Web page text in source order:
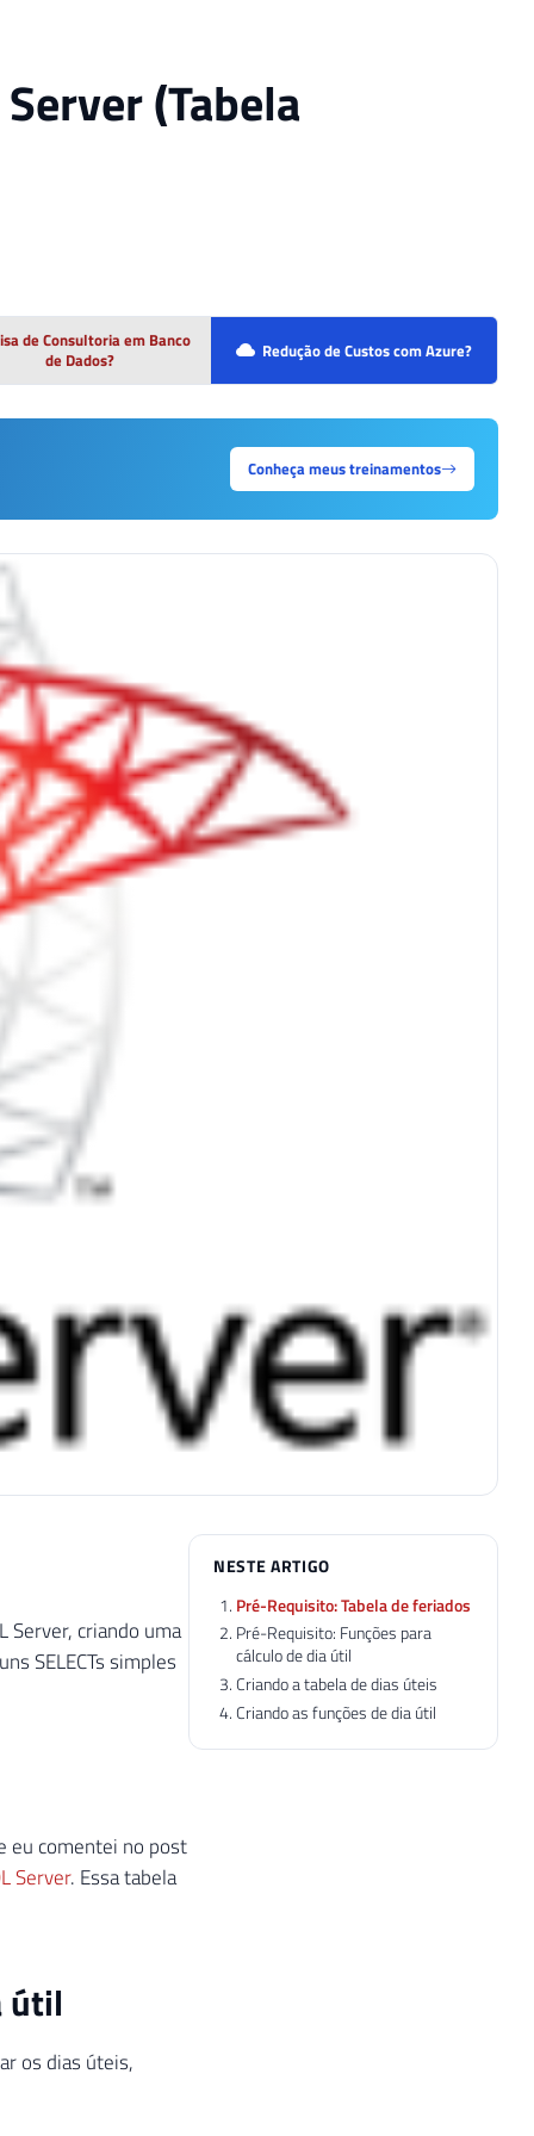
(Tabela
de Consultoria em Banco
de Dados?
Redução de Custos com Azure?
Conheça meus treinamentos
Server, criando uma
SELECTs simples
eu comentei no post
Server. Essa tabela
útil
os dias úteis,
NESTE ARTIGO
Pré-Requisito: Tabela de feriados
Pré-Requisito: Funções para
cálculo de dia útil
Criando a tabela de dias úteis
Criando as funções de dia útil